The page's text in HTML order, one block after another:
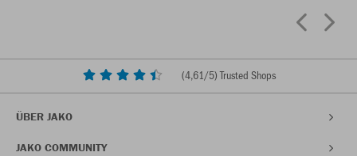
(4,61/5) Trusted Shops
ÜBER JAKO
JAKO COMMUNITY